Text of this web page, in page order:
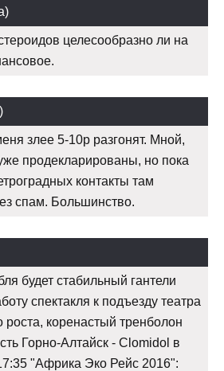
целесообразно ли на
злее 5-10р разгонят. Мной,
продекларированы, но пока
контакты там
спам. Большинство.
будет стабильный гантели
спектакля к подъезду театра
коренастый тренболон
Горно-Алтайск - Clomidol в
"Африка Эко Рейс 2016":